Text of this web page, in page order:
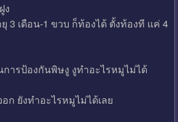
ง
3 เดือน-1 ขวบ ก็ท้องได้ ตั้งท้องที แค่ 4
ารป้องกันพิษงู งูทำอะไรหมูไม่ได้
ก ยังทำอะไรหมูไม่ได้เลย